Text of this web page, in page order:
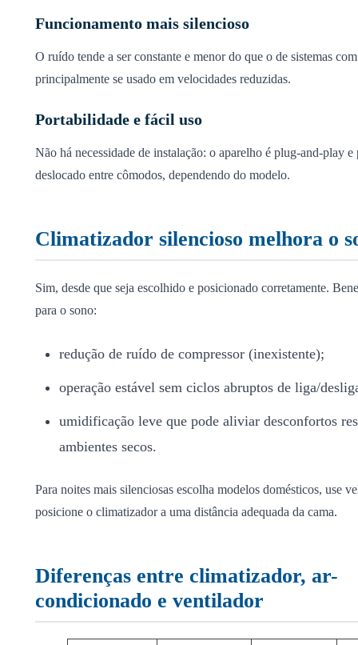
Funcionamento mais silencioso
O ruído tende a ser constante e menor do que o de sistemas
principalmente se usado em velocidades reduzidas.
Portabilidade e fácil uso
Não há necessidade de instalação: o aparelho é plug-and-play e
deslocado entre cômodos, dependendo do modelo.
Climatizador silencioso melhora o
Sim, desde que seja escolhido e posicionado corretamente.
para o sono:
redução de ruído de compressor (inexistente);
operação estável sem ciclos abruptos de liga/
umidificação leve que pode aliviar desconfortos
ambientes secos.
Para noites mais silenciosas escolha modelos domésticos, use
posicione o climatizador a uma distância adequada da cama.
Diferenças entre climatizador, ar-
condicionado e ventilador